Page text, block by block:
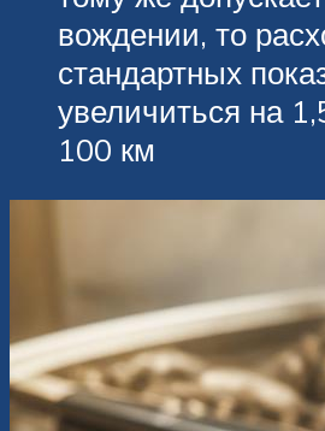
вождении, то
стандартных
увеличиться на
100 км